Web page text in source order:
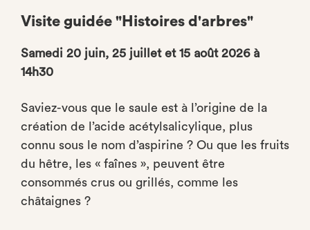
Visite guidée "Histoires d'arbres"
Samedi 20 juin, 25 juillet et 15 août 2026 à
14h30
Saviez-vous que
le saule est à l’origine de la
création de l’acide acétylsalicylique, plus
connu sous le nom d’aspirine ? Ou que les fruits
du hêtre, les « faînes », peuvent être
consommés crus ou grillés, comme les
châtaignes ?